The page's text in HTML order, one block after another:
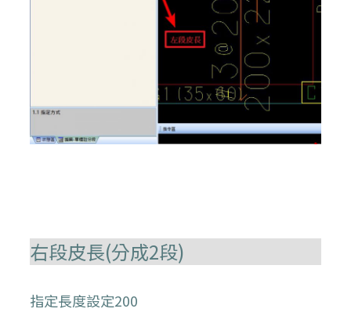
右段皮長(分成2段)
指定長度設定200